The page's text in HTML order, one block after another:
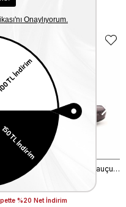
Mocassini Erkek Açma Deri Kauçuk Taban Bordo Günlük Ayakkabı
%20 Net İndirim
EKLE5
KODUYLA
İNDİRİM